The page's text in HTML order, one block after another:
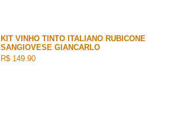
KIT VINHO TINTO ITALIANO RUBICONE
SANGIOVESE GIANCARLO
R$ 149.90